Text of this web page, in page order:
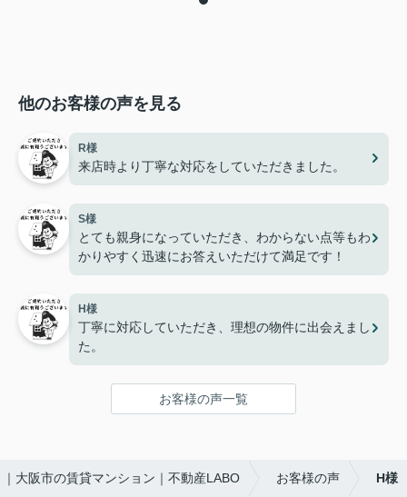
他のお客様の声を見る
R様
来店時より丁寧な対応をしていただきました。
S様
とても親身になっていただき、わからない点等もわ
かりやすく迅速にお答えいただけて満足です！
H様
丁寧に対応していただき、理想の物件に出会えまし
た。
お客様の声一覧
｜大阪市の賃貸マンション｜不動産LABO お客様の声 H様